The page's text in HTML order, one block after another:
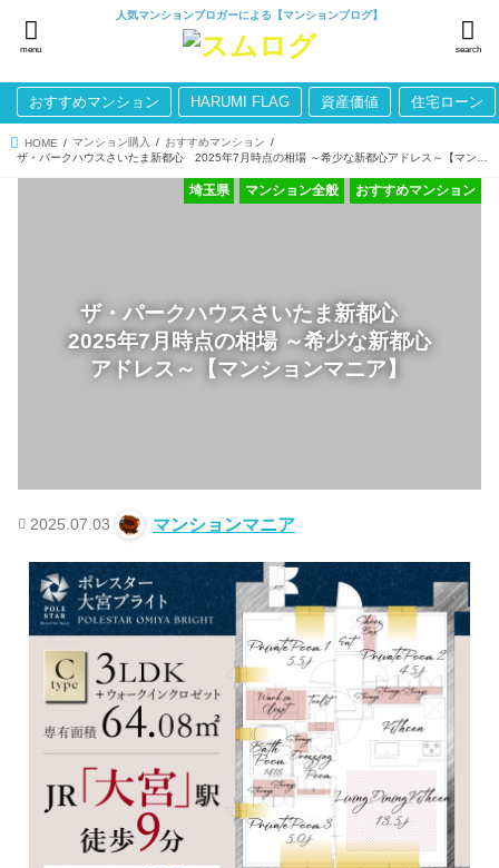
人気マンションブロガーによる【マンションブログ】
search
menu
おすすめマンション HARUMI FLAG 資産価値 住宅ローン
HOME マンション購入
おすすめマンション
ザ・パークハウスさいたま新都心
2025年7月時点の相場 ～希少な新都心
アドレス～【マンションマニア】
おすすめマンション
マンション全般
埼玉県
2025.07.03 マンションマニア